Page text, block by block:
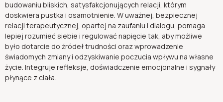
budowaniu bliskich, satysfakcjonujących relacji, którym
doskwiera pustka i osamotnienie. W uważnej, bezpiecznej
relacji terapeutycznej, opartej na zaufaniu i dialogu, pomaga
lepiej rozumieć siebie i regulować napięcie tak, aby możliwe
było dotarcie do źródeł trudności oraz wprowadzenie
świadomych zmiany i odzyskiwanie poczucia wpływu na własne
życie. Integruje refleksje, doświadczenie emocjonalne i sygnały
płynące z ciała.